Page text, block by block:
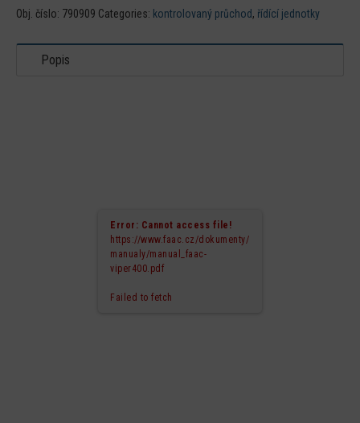
Obj. číslo: 790909 Categories: kontrolovaný průchod, řídící jednotky
Popis
Error: Cannot access file!
https://www.faac.cz/dokumenty/
manualy/manual_faac-
viper400.pdf
Failed to fetch